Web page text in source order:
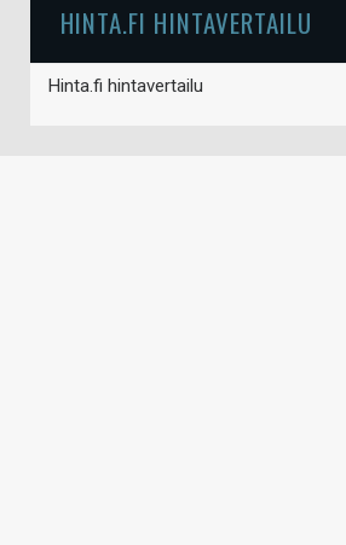
HINTA.FI HINTAVERTAILU
Hinta.fi hintavertailu